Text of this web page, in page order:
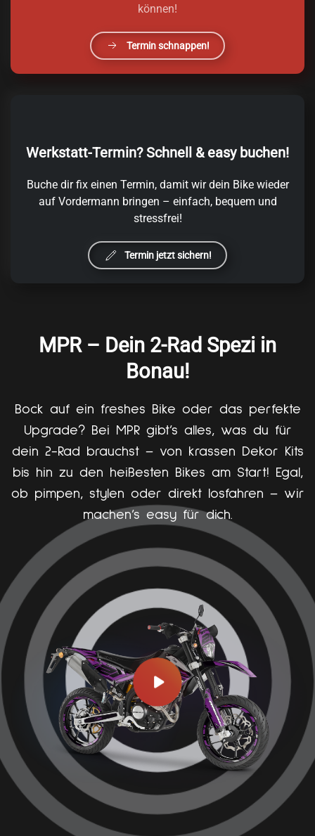
können!
Termin schnappen!
Werkstatt-Termin? Schnell & easy buchen!
Buche dir fix einen Termin, damit wir dein Bike wieder
auf Vordermann bringen – einfach, bequem und
stressfrei!
Termin jetzt sichern!
MPR – Dein 2-Rad Spezi in
Bonau!
Bock auf ein freshes Bike oder das perfekte
Upgrade? Bei MPR gibt’s alles, was du für
dein 2-Rad brauchst – von krassen Dekor Kits
bis hin zu den heißesten Bikes am Start! Egal,
ob pimpen, stylen oder direkt losfahren – wir
machen’s easy für dich.